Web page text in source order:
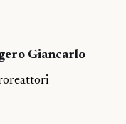
Giancarlo